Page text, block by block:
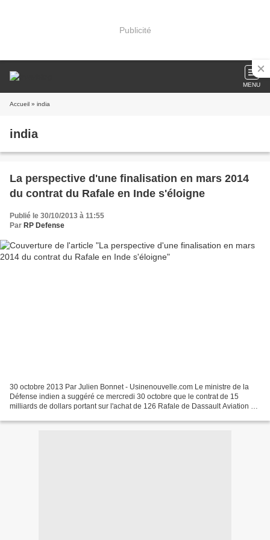
Publicité
MENU
Accueil » india
india
La perspective d'une finalisation en mars 2014
du contrat du Rafale en Inde s'éloigne
Publié le 30/10/2013 à 11:55
Par RP Defense
30 octobre 2013 Par Julien Bonnet - Usinenouvelle.com Le ministre de la
Défense indien a suggéré ce mercredi 30 octobre que le contrat de 15
milliards de dollars portant sur l'achat de 126 Rafale de Dassault Aviation ne